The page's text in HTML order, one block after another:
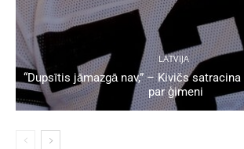
LATVIJA
“Dupsītis jāmazgā nav,” – Kivičs
par ģimeni